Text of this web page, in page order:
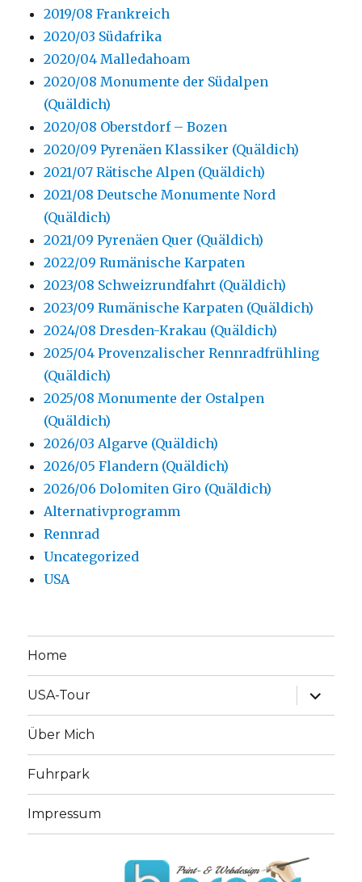
2019/08 Frankreich
2020/03 Südafrika
2020/04 Malledahoam
2020/08 Monumente der Südalpen
(Quäldich)
2020/08 Oberstdorf – Bozen
2020/09 Pyrenäen Klassiker (Quäldich)
2021/07 Rätische Alpen (Quäldich)
2021/08 Deutsche Monumente Nord
(Quäldich)
2021/09 Pyrenäen Quer (Quäldich)
2022/09 Rumänische Karpaten
2023/08 Schweizrundfahrt (Quäldich)
2023/09 Rumänische Karpaten (Quäldich)
2024/08 Dresden-Krakau (Quäldich)
2025/04 Provenzalischer Rennradfrühling
(Quäldich)
2025/08 Monumente der Ostalpen
(Quäldich)
2026/03 Algarve (Quäldich)
2026/05 Flandern (Quäldich)
2026/06 Dolomiten Giro (Quäldich)
Alternativprogramm
Rennrad
Uncategorized
USA
Home
USA-Tour
Über Mich
Fuhrpark
Impressum